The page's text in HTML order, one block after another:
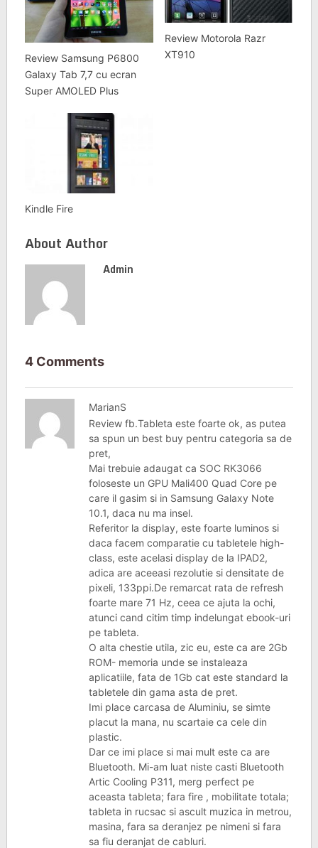
Review Samsung P6800
Galaxy Tab 7,7 cu ecran
Super AMOLED Plus
Review Motorola Razr
XT910
Kindle Fire
About Author
Admin
4 Comments
MarianS
Review fb.Tableta este foarte ok, as putea
sa spun un best buy pentru categoria sa de
pret,
Mai trebuie adaugat ca SOC RK3066
foloseste un GPU Mali400 Quad Core pe
care il gasim si in Samsung Galaxy Note
10.1, daca nu ma insel.
Referitor la display, este foarte luminos si
daca facem comparatie cu tabletele high-
class, este acelasi display de la IPAD2,
adica are aceeasi rezolutie si densitate de
pixeli, 133ppi.De remarcat rata de refresh
foarte mare 71 Hz, ceea ce ajuta la ochi,
atunci cand citim timp indelungat ebook-uri
pe tableta.
O alta chestie utila, zic eu, este ca are 2Gb
ROM- memoria unde se instaleaza
aplicatiile, fata de 1Gb cat este standard la
tabletele din gama asta de pret.
Imi place carcasa de Aluminiu, se simte
placut la mana, nu scartaie ca cele din
plastic.
Dar ce imi place si mai mult este ca are
Bluetooth. Mi-am luat niste casti Bluetooth
Artic Cooling P311, merg perfect pe
aceasta tableta; fara fire , mobilitate totala;
tableta in rucsac si ascult muzica in metrou,
masina, fara sa deranjez pe nimeni si fara
sa fiu deranjat de cabluri.